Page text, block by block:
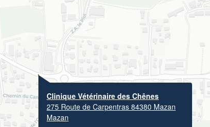
Clinique Vétérinaire des Chênes
275 Route de Carpentras 84380 Mazan
Mazan